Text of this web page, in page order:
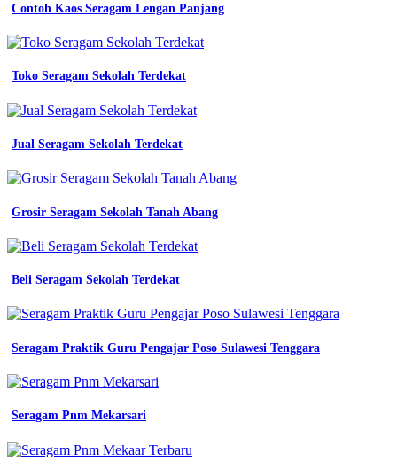
Contoh Kaos Seragam Lengan Panjang
Toko Seragam Sekolah Terdekat
Jual Seragam Sekolah Terdekat
Grosir Seragam Sekolah Tanah Abang
Beli Seragam Sekolah Terdekat
Seragam Praktik Guru Pengajar Poso Sulawesi Tenggara
Seragam Pnm Mekarsari